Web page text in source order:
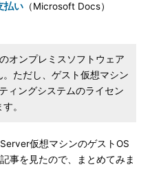
払い （Microsoft Docs）
オンプレミスソフトウェア
ただし、ゲスト仮想マシン
ィングシステムのライセン
。
仮想マシンのゲストOS
事を見たので、まとめてみま